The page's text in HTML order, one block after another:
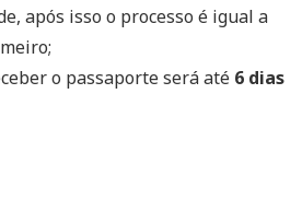
após isso o processo é igual a
o passaporte será até 6 dias